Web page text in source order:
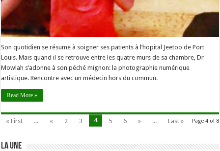
Son quotidien se résume à soigner ses patients à l’hopital Jeetoo de Port
Louis. Mais quand il se retrouve entre les quatre murs de sa chambre, Dr
Mowlah s’adonne à son péché mignon: la photographie numérique
artistique. Rencontre avec un médecin hors du commun.
Read More »
Page 4 of 8
« First ... « 2 3 4 5 6 » ... Last »
LA UNE